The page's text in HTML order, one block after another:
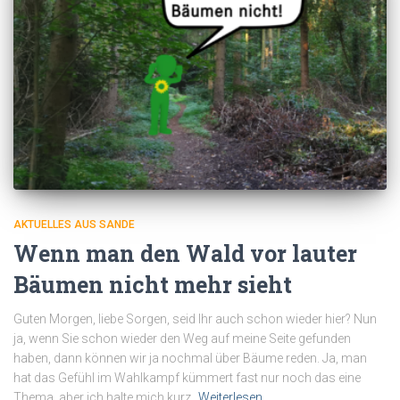
AKTUELLES AUS SANDE
Wenn man den Wald vor lauter
Bäumen nicht mehr sieht
Guten Morgen, liebe Sorgen, seid Ihr auch schon wieder hier? Nun
ja, wenn Sie schon wieder den Weg auf meine Seite gefunden
haben, dann können wir ja nochmal über Bäume reden. Ja, man
hat das Gefühl im Wahlkampf kümmert fast nur noch das eine
Thema, aber ich halte mich kurz, Weiterlesen